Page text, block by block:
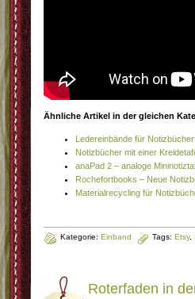
Ähnliche Artikel in der gleichen
Ledereinbände für
Notizbücher mit einer
anaPad 2 – analoge
Rochefortbooks – Neue
Materialrecycling für
Kategorie: Einband Tags: Etsy,
Roterfaden in